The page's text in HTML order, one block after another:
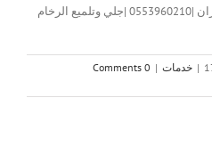
شركة جلي وتلميع الجرانيت بالظهران |0553960210 |جلي وتلميع الرخام
| خدمات |
0 Comments